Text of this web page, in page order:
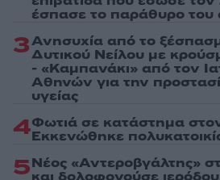
έσπασε το παράθυρο του
3Ανησυχία από το
Δυτικού Νείλου με
- «Καμπανάκι» από τον
Αθηνών για την
υγείας
4Φωτιά σε κατάστημα
Εκκενώθηκε
5Νέος «Αντεροβγάλτης»